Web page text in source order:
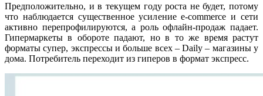
Предположительно, и в текущем году роста не будет, потому
что наблюдается существенное усиление e-commerce и сети
активно перепрофилируются, а роль офлайн-продаж падает.
Гипермаркеты в обороте падают, но в то же время растут
форматы супер, экспрессы и больше всех – Daily – магазины у
дома. Потребитель переходит из гиперов в формат экспресс.